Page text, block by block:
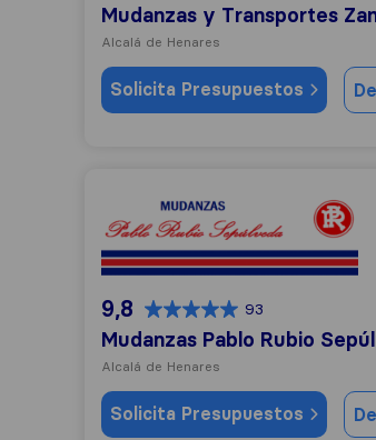
Mudanzas y Transportes
Alcalá de Henares
Solicita Presupuestos
Mudanzas Pablo Rubio Sepúlveda
9,8 93
Mudanzas Pablo Rubio
Alcalá de Henares
Solicita Presupuestos